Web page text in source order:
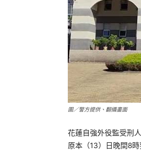
圖／警方提供、翻攝畫面
花蓮自強外役監受刑
原本（13）日晚間8